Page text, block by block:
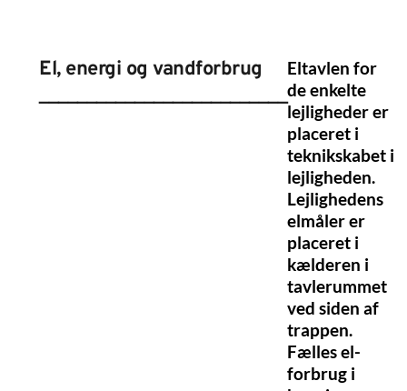
El, energi og vandforbrug
__________________________
Eltavlen for
de enkelte
lejligheder er
placeret i
teknikskabet i
lejligheden.
Lejlighedens
elmåler er
placeret i
kælderen i
tavlerummet
ved siden af
trappen.
Fælles el-
forbrug i